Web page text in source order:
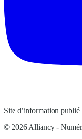
Site d’information
© 2026 Alliancy -